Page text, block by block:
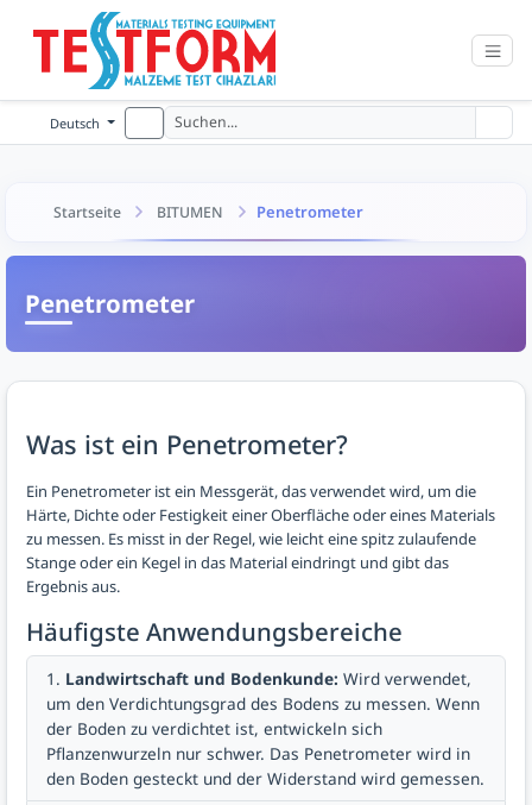
Deutsch
Startseite BITUMEN Penetrometer
Penetrometer
Was ist ein Penetrometer?
Ein Penetrometer ist ein Messgerät, das verwendet wird, um die
Härte, Dichte oder Festigkeit einer Oberfläche oder eines Materials
zu messen. Es misst in der Regel, wie leicht eine spitz zulaufende
Stange oder ein Kegel in das Material eindringt und gibt das
Ergebnis aus.
Häufigste Anwendungsbereiche
Landwirtschaft und Bodenkunde: Wird verwendet,
um den Verdichtungsgrad des Bodens zu messen. Wenn
der Boden zu verdichtet ist, entwickeln sich
Pflanzenwurzeln nur schwer. Das Penetrometer wird in
den Boden gesteckt und der Widerstand wird gemessen.